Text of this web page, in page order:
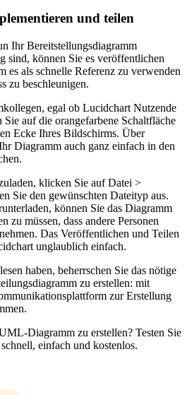
und teilen
Ihr Bereitstellungsdiagramm
sind, können Sie es veröffentlichen
es als schnelle Referenz zu verwenden
zu beschleunigen.
egal ob Lucidchart Nutzende
auf die orangefarbene Schaltfläche
Ecke Ihres Bildschirms. Über
Diagramm auch ganz einfach in den
klicken Sie auf Datei >
Sie den gewünschten Dateityp aus.
können Sie das Diagramm
zu müssen, dass andere Personen
Das Veröffentlichen und Teilen
unglaublich einfach.
haben, beherrschen Sie das nötige
zu erstellen: mit
zur Erstellung
Diagramm zu erstellen? Testen Sie
einfach und kostenlos.